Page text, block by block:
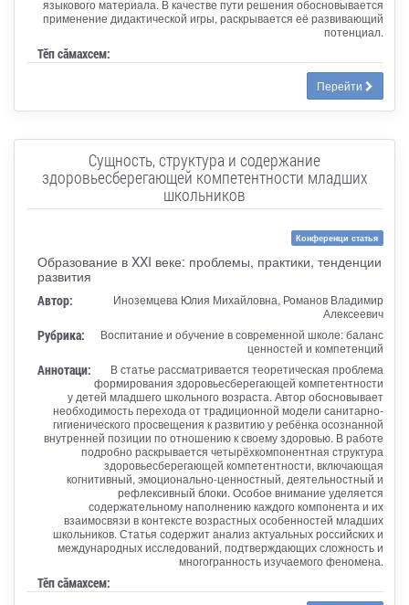
языкового материала. В качестве пути решения обосновывается
применение дидактической игры, раскрывается её развивающий
потенциал.
Тӗп сӑмахсем:
Перейти
Сущность, структура и содержание
здоровьесберегающей компетентности младших
школьников
Конференци статья
Образование в XXI веке: проблемы, практики, тенденции
развития
Автор:
Иноземцева Юлия Михайловна, Романов Владимир
Алексеевич
Рубрика:
Воспитание и обучение в современной школе: баланс
ценностей и компетенций
Аннотаци:
В статье рассматривается теоретическая проблема
формирования здоровьесберегающей компетентности
у детей младшего школьного возраста. Автор обосновывает
необходимость перехода от традиционной модели санитарно-
гигиенического просвещения к развитию у ребёнка осознанной
внутренней позиции по отношению к своему здоровью. В работе
подробно раскрывается четырёхкомпонентная структура
здоровьесберегающей компетентности, включающая
когнитивный, эмоционально-ценностный, деятельностный и
рефлексивный блоки. Особое внимание уделяется
содержательному наполнению каждого компонента и их
взаимосвязи в контексте возрастных особенностей младших
школьников. Статья содержит анализ актуальных российских и
международных исследований, подтверждающих сложность и
многогранность изучаемого феномена.
Тӗп сӑмахсем: